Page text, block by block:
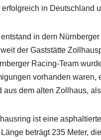
erfolgreich in Deutschland
in dem
der Gaststätte
Racing-Team
vorhanden waren,
aus dem alten Zollhaus,
ist eine
beträgt 235 Meter,